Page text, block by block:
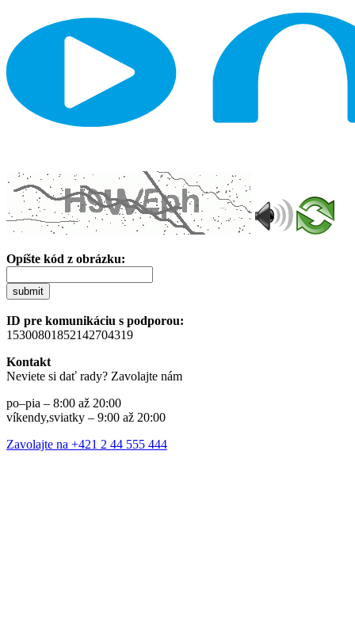
Opíšte kód z obrázku:
submit
ID pre komunikáciu s podporou:
15300801852142704319
Kontakt
Neviete si dať rady? Zavolajte nám
po–pia – 8:00 až 20:00
víkendy,sviatky – 9:00 až 20:00
Zavolajte na +421 2 44 555 444